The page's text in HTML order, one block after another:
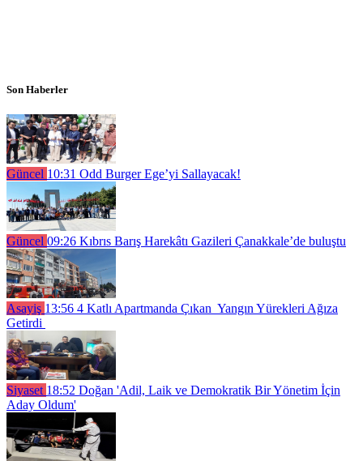
Son Haberler
Güncel 10:31 Odd Burger Ege’yi Sallayacak!
Güncel 09:26 Kıbrıs Barış Harekâtı Gazileri Çanakkale’de buluştu
Asayiş 13:56 4 Katlı Apartmanda Çıkan Yangın Yürekleri Ağıza
Getirdi
Siyaset 18:52 Doğan 'Adil, Laik ve Demokratik Bir Yönetim İçin
Aday Oldum'